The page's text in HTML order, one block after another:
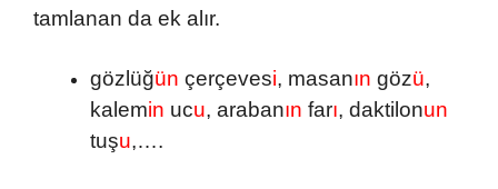
tamlanan da ek alır.
gözlüğün çerçevesi, masanın gözü,
kalemin ucu, arabanın farı, daktilonun
tuşu,….